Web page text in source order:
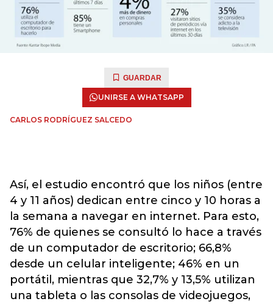
GUARDAR
UNIRSE A WHATSAPP
CARLOS RODRÍGUEZ SALCEDO
Así, el estudio encontró que los niños (entre
4 y 11 años) dedican entre cinco y 10 horas a
la semana a navegar en internet. Para esto,
76% de quienes se consultó lo hace a través
de un computador de escritorio; 66,8%
desde un celular inteligente; 46% en un
portátil, mientras que 32,7% y 13,5% utilizan
una tableta o las consolas de videojuegos,